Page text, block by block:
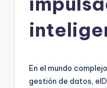
A
o
En el mundo
gestión de datos, el